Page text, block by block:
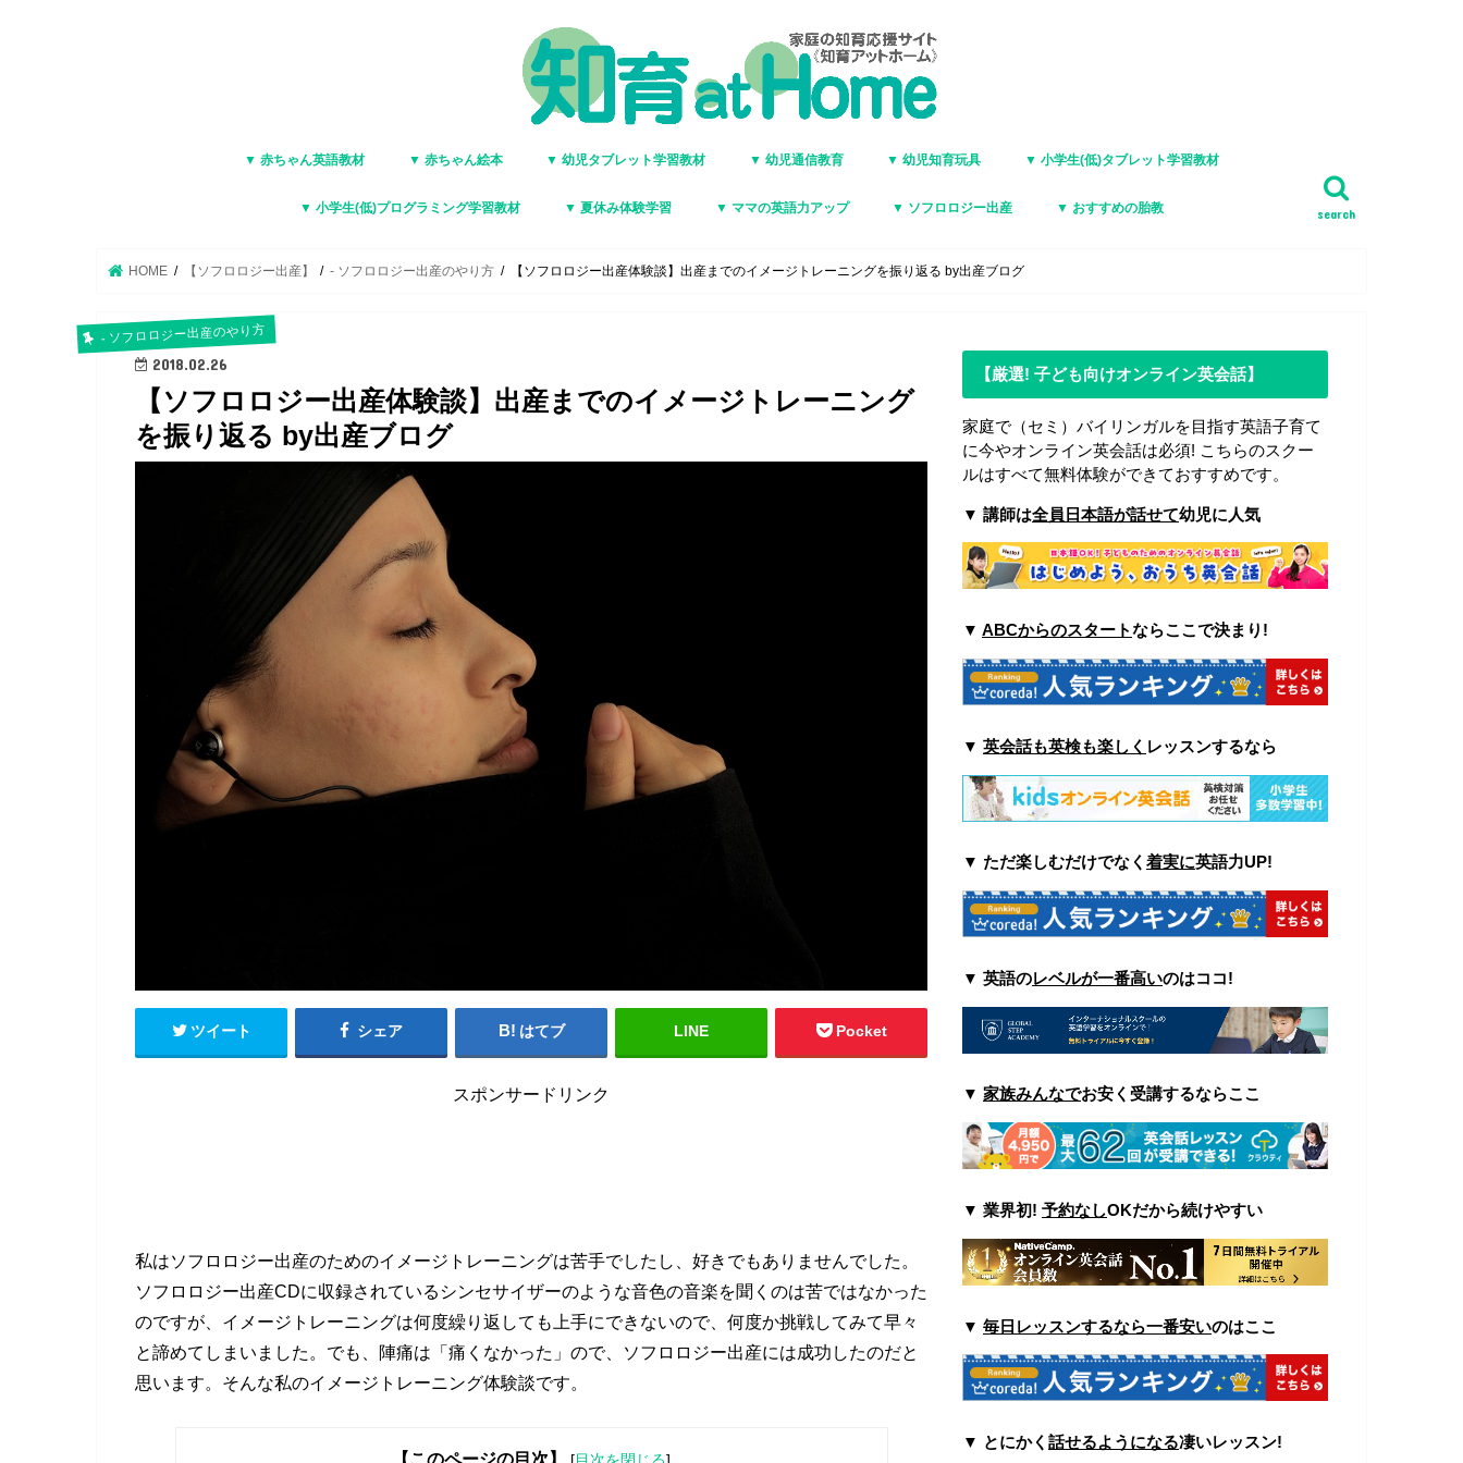
search
▼ 赤ちゃん英語教材 ▼ 赤ちゃん絵本 ▼ 幼児タブレット学習教材 ▼ 幼児通信教育 ▼ 幼児知育玩具 ▼ 小学生(低)タブレット学習教材
▼ 小学生(低)プログラミング学習教材 ▼ 夏休み体験学習 ▼ ママの英語力アップ ▼ ソフロロジー出産 ▼ おすすめの胎教
HOME 【ソフロロジー出産】 - ソフロロジー出産のやり方 【ソフロロジー出産体験談】出産までのイメージトレーニングを振り返る by出産ブログ
- ソフロロジー出産のやり方
2018.02.26
【ソフロロジー出産体験談】出産までのイメージトレーニング
を振り返る by出産ブログ
ツイート シェア はてブ LINE Pocket
スポンサードリンク
私はソフロロジー出産のためのイメージトレーニングは苦手でしたし、好きでもありませんでした。
ソフロロジー出産CDに収録されているシンセサイザーのような音色の音楽を聞くのは苦ではなかった
のですが、イメージトレーニングは何度繰り返しても上手にできないので、何度か挑戦してみて早々
と諦めてしまいました。でも、陣痛は「痛くなかった」ので、ソフロロジー出産には成功したのだと
思います。そんな私のイメージトレーニング体験談です。
【このページの目次】 [目次を閉じる]
【厳選! 子ども向けオンライン英会話】
家庭で（セミ）バイリンガルを目指す英語子育て
に今やオンライン英会話は必須! こちらのスクー
ルはすべて無料体験ができておすすめです。
▼ 講師は全員日本語が話せて幼児に人気
▼ ABCからのスタートならここで決まり!
▼ 英会話も英検も楽しく レッスンするなら
▼ ただ楽しむだけでなく 着実に英語力UP!
▼ 英語のレベルが一番高いのはココ!
▼ 家族みんなでお安く受講するならここ
▼ 業界初! 予約なしOKだから続けやすい
▼ 毎日レッスンするなら一番安いのはここ
▼ とにかく 話せるようになる凄いレッスン!